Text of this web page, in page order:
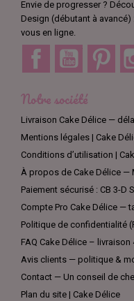
Envie de progresser ?
Design (débutant à
vous en ligne.
Facebook YouTube
Notre société
Livraison Cake Délice —
Mentions légales | Cake
Conditions d’utilisation |
À propos de Cake Délice —
Paiement sécurisé : CB 3-D
Compte Pro Cake Délice —
Politique de confidentialité
FAQ Cake Délice –
Avis clients — politique &
Contact — Un conseil de
Plan du site | Cake Délice